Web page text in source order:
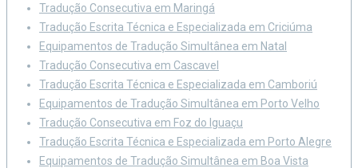
Tradução Consecutiva em Maringá
Tradução Escrita Técnica e Especializada em Criciúma
Equipamentos de Tradução Simultânea em Natal
Tradução Consecutiva em Cascavel
Tradução Escrita Técnica e Especializada em Camboriú
Equipamentos de Tradução Simultânea em Porto Velho
Tradução Consecutiva em Foz do Iguaçu
Tradução Escrita Técnica e Especializada em Porto Alegre
Equipamentos de Tradução Simultânea em Boa Vista